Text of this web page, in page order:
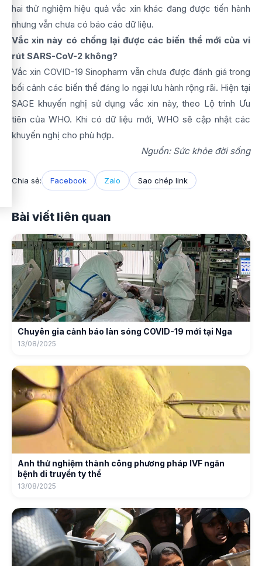
hai thử nghiệm hiệu quả vắc xin khác đang được tiến hành
nhưng vẫn chưa có báo cáo dữ liệu.
Vắc xin này có chống lại được các biến thể mới của vi
rút SARS-CoV-2 không?
Vắc xin COVID-19 Sinopharm vẫn chưa được đánh giá trong
bối cảnh các biến thể đáng lo ngại lưu hành rộng rãi. Hiện tại
SAGE khuyến nghị sử dụng vắc xin này, theo Lộ trình Ưu
tiên của WHO. Khi có dữ liệu mới, WHO sẽ cập nhật các
khuyến nghị cho phù hợp.
Nguồn: Sức khỏe đời sống
Chia sẻ: Facebook Zalo Sao chép link
Bài viết liên quan
Chuyên gia cảnh báo làn sóng COVID-19 mới tại Nga
13/08/2025
Anh thử nghiệm thành công phương pháp IVF ngăn
bệnh di truyền ty thể
13/08/2025